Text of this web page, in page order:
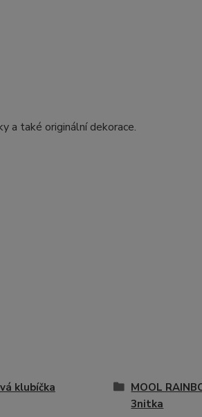
a také originální dekorace.
klubíčka
MOOL
3nitka